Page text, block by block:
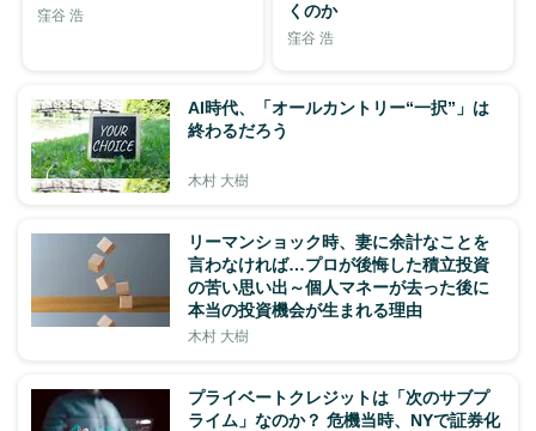
窪谷 浩
くのか
窪谷 浩
AI時代、「オールカントリー“一択”」は
終わるだろう
木村 大樹
リーマンショック時、妻に余計なことを
言わなければ…プロが後悔した積立投資
の苦い思い出～個人マネーが去った後に
本当の投資機会が生まれる理由
木村 大樹
プライベートクレジットは「次のサブプ
ライム」なのか？ 危機当時、NYで証券化